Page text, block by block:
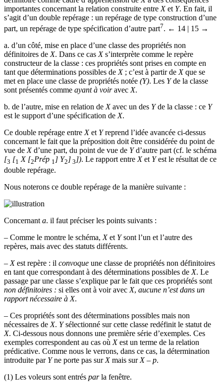
importantes concernant la relation construite entre Xet Y. En fait, il
s’agit d’un double repérage : un repérage de type construction d’une
part, un repérage de type spécification d’autre part7. ← 14 | 15 →
a. d’un côté, mise en place d’une classe des propriétés non
définitoires de X. Dans ce cas Xs’interprète comme le repère
constructeur de la classe : ces propriétés sont prises en compte en
tant que déterminations possibles de X; c’est à partir de Xque se
met en place une classe de propriétés notée (Y). Les Yde la classe
sont présentés comme ayant à voiravec X.
b. de l’autre, mise en relation de Xavec un des Yde la classe : ce Y
est le support d’une spécification de X.
Ce double repérage entre Xet Yreprend l’idée avancée ci-dessus
concernant le fait que la préposition doit être considérée du point de
vue de Xd’une part, du point de vue de Yd’autre part (cf. le schéma
[3 [1 X [2Prép 1] Y2] 3]). Le rapport entre Xet Yest le résultat de ce
double repérage.
Nous noterons ce double repérage de la manière suivante :
Concernanta. il faut préciser les points suivants :
– Comme le montre le schéma,Xet Ysont l’un et l’autre des
repères, mais avec des statuts différents.
– Xest repère : il convoque une classe de propriétés non définitoires
en tant que correspondant à des déterminations possibles deX. Le
passage par une classe s’explique par le fait que ces propriétés sont
non définitoires : si elles ont à voir avecX, aucune n’est dans un
rapport nécessaire à X.
– Ces propriétés sont des déterminations possibles mais non
nécessaires deX. Ysélectionné sur cette classe redéfinit le statut de
X. Ci-dessous nous donnons une première série d’exemples. Ces
exemples correspondent au cas oùXest un terme de la relation
prédicative. Comme nous le verrons, dans ce cas, la détermination
introduite par Yne porte pas surXmais surX– p.
(1) Les voleurs sont entrés parla fenêtre.